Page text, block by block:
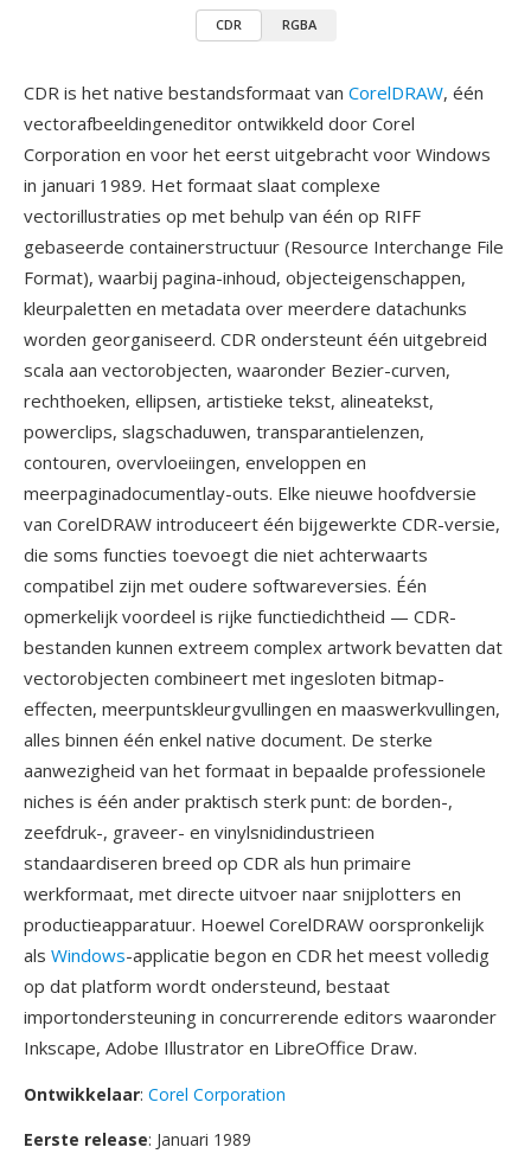
CDR RGBA
CDR is het native bestandsformaat van CorelDRAW, één
vectorafbeeldingeneditor ontwikkeld door Corel
Corporation en voor het eerst uitgebracht voor Windows
in januari 1989. Het formaat slaat complexe
vectorillustraties op met behulp van één op RIFF
gebaseerde containerstructuur (Resource Interchange File
Format), waarbij pagina-inhoud, objecteigenschappen,
kleurpaletten en metadata over meerdere datachunks
worden georganiseerd. CDR ondersteunt één uitgebreid
scala aan vectorobjecten, waaronder Bezier-curven,
rechthoeken, ellipsen, artistieke tekst, alineatekst,
powerclips, slagschaduwen, transparantielenzen,
contouren, overvloeiingen, enveloppen en
meerpaginadocumentlay-outs. Elke nieuwe hoofdversie
van CorelDRAW introduceert één bijgewerkte CDR-versie,
die soms functies toevoegt die niet achterwaarts
compatibel zijn met oudere softwareversies. Één
opmerkelijk voordeel is rijke functiedichtheid — CDR-
bestanden kunnen extreem complex artwork bevatten dat
vectorobjecten combineert met ingesloten bitmap-
effecten, meerpuntskleurgvullingen en maaswerkvullingen,
alles binnen één enkel native document. De sterke
aanwezigheid van het formaat in bepaalde professionele
niches is één ander praktisch sterk punt: de borden-,
zeefdruk-, graveer- en vinylsnidindustrieen
standaardiseren breed op CDR als hun primaire
werkformaat, met directe uitvoer naar snijplotters en
productieapparatuur. Hoewel CorelDRAW oorspronkelijk
als Windows-applicatie begon en CDR het meest volledig
op dat platform wordt ondersteund, bestaat
importondersteuning in concurrerende editors waaronder
Inkscape, Adobe Illustrator en LibreOffice Draw.
Ontwikkelaar: Corel Corporation
Eerste release: Januari 1989